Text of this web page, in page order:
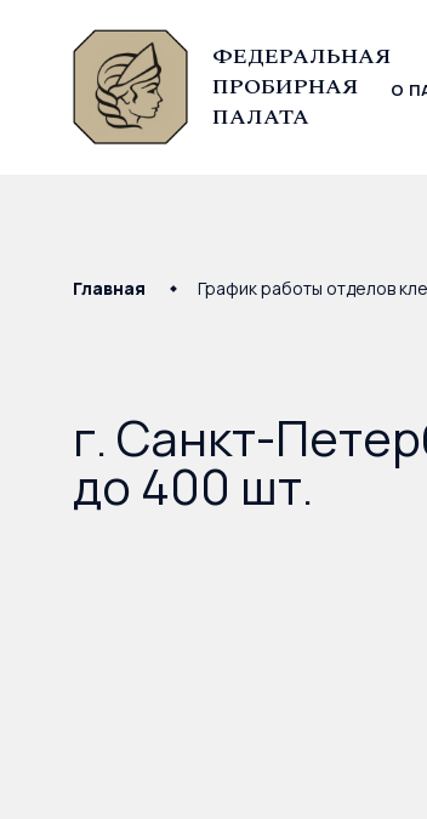
ФЕДЕРАЛЬНАЯ
ПРОБИРНАЯ
ПАЛАТА
О
© Федеральная пробирная палата, 2026
Главная График работы отделов
г. Санкт-
до 400 шт.